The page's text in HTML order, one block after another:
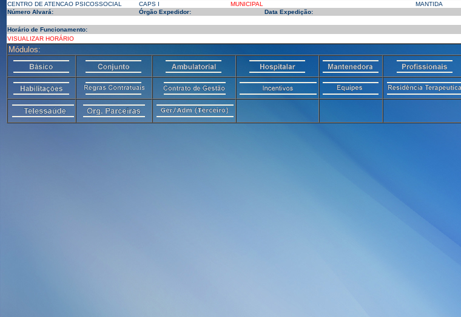
CENTRO DE ATENCAO PSICOSSOCIAL
CAPS I MUNICIPAL
MANTIDA
Número Alvará:
Órgão Expedidor: Data Expedição:
Horário de Funcionamento:
VISUALIZAR HORÁRIO
Módulos: